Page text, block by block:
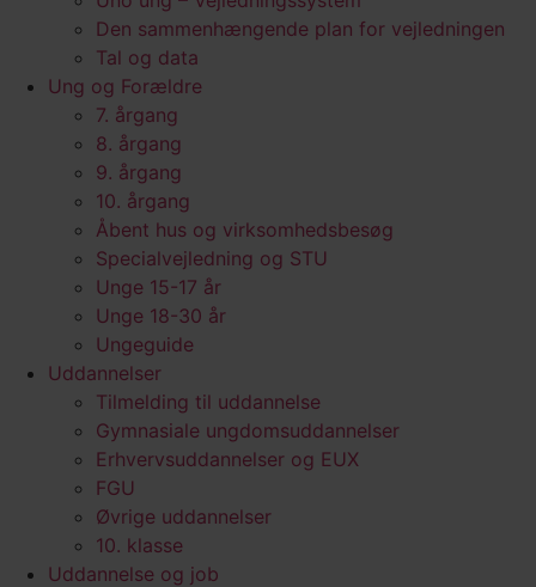
Den sammenhængende plan for vejledningen
Tal og data
Ung og Forældre
7. årgang
8. årgang
9. årgang
10. årgang
Åbent hus og virksomhedsbesøg
Specialvejledning og STU
Unge 15-17 år
Unge 18-30 år
Ungeguide
Uddannelser
Tilmelding til uddannelse
Gymnasiale ungdomsuddannelser
Erhvervsuddannelser og EUX
FGU
Øvrige uddannelser
10. klasse
Uddannelse og job